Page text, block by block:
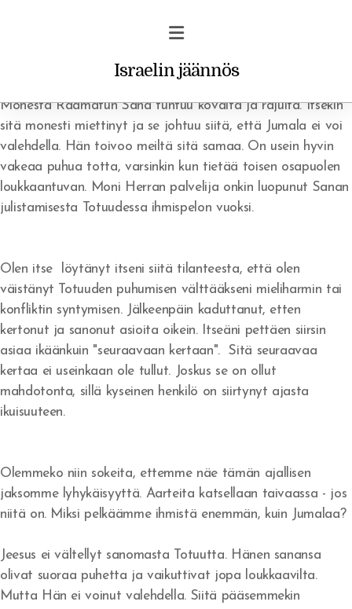
Israelin jäännös
Monesta Raamatun Sana tuntuu kovalta ja rajulta. Itsekin
sitä monesti miettinyt ja se johtuu siitä, että Jumala ei voi
valehdella. Hän toivoo meiltä sitä samaa. On usein hyvin
vakeaa puhua totta, varsinkin kun tietää toisen osapuolen
loukkaantuvan. Moni Herran palvelija onkin luopunut Sanan
julistamisesta Totuudessa ihmispelon vuoksi.
Olen itse löytänyt itseni siitä tilanteesta, että olen
väistänyt Totuuden puhumisen välttääkseni mieliharmin tai
konfliktin syntymisen. Jälkeenpäin kaduttanut, etten
kertonut ja sanonut asioita oikein. Itseäni pettäen siirsin
asiaa ikäänkuin "seuraavaan kertaan". Sitä seuraavaa
kertaa ei useinkaan ole tullut. Joskus se on ollut
mahdotonta, sillä kyseinen henkilö on siirtynyt ajasta
ikuisuuteen.
Olemmeko niin sokeita, ettemme näe tämän ajallisen
jaksomme lyhykäisyyttä. Aarteita katsellaan taivaassa - jos
niitä on. Miksi pelkäämme ihmistä enemmän, kuin Jumalaa?
Jeesus ei vältellyt sanomasta Totuutta. Hänen sanansa
olivat suoraa puhetta ja vaikuttivat jopa loukkaavilta.
Mutta Hän ei voinut valehdella. Siitä pääsemmekin
Profetiat ja unet
Herätys!
Jerobeam vai Paavali?
Miksi ei tule herätystä?
Tapahtukoon Sinun tahtosi
Herran koulussa
Missä on armo?